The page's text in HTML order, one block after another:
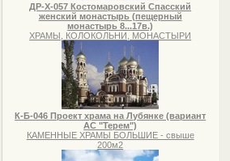
ДР-Х-057 Костомаровский Спасский
женский монастырь (пещерный
монастырь 8...17в.)
ХРАМЫ, КОЛОКОЛЬНИ, МОНАСТЫРИ
К-Б-046 Проект храма на Лубянке (вариант
АС "Терем")
КАМЕННЫЕ ХРАМЫ БОЛЬШИЕ - свыше
200м2